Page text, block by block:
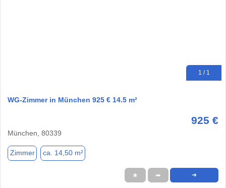
1 / 1
WG-Zimmer in München 925 € 14.5 m²
925 €
München, 80339
Zimmer ca. 14,50 m²
★ ➦ ➜